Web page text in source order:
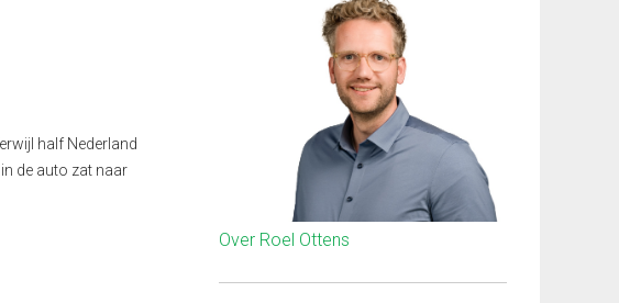
half Nederland
de auto zat naar
Over Roel Ottens